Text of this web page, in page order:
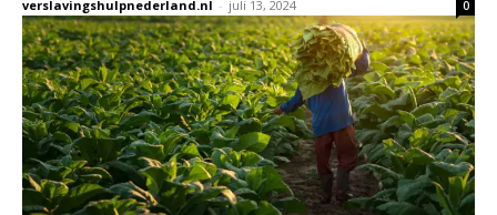
verslavingshulpnederland.nl - juli 13, 2024 0